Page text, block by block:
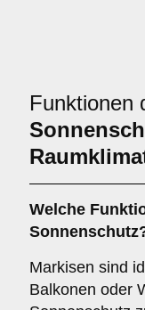
Funktionen
Welche
Sonnenschutz
Markisen sind
Balkonen oder